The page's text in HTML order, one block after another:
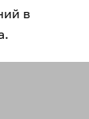
в